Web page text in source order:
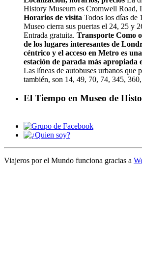
History Museum es Cromwell Road,
Horarios de visita Todos los días de
Museo cierra sus puertas el 24, 25 y
Entrada gratuita. Transporte Como
de los lugares interesantes de
céntrico y el acceso en Metro es
estación de parada más apropiada
Las líneas de autobuses urbanos que
también, son 14, 49, 70, 74, 345,
El Tiempo en Museo de
Viajeros por el Mundo funciona gracias a